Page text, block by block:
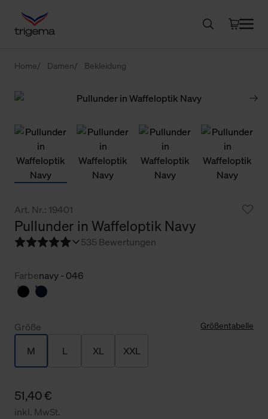
Home Damen Bekleidung
Art. Nr.: 19401
Pullunder in Waffeloptik Navy
535 Bewertungen
Farbenavy - 046
Größe Größentabelle
M L XL XXL
51,40 €
inkl. MwSt.